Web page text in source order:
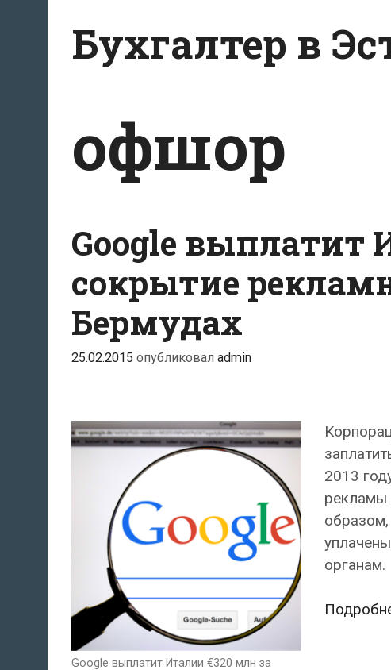
содержанию
Бухгалтер в
офшор
Google выплатит
сокрытие
Бермудах
25.02.2015 опубликовал admin
Google выплатит Италии €320 млн за
2013
рекламы
органам.